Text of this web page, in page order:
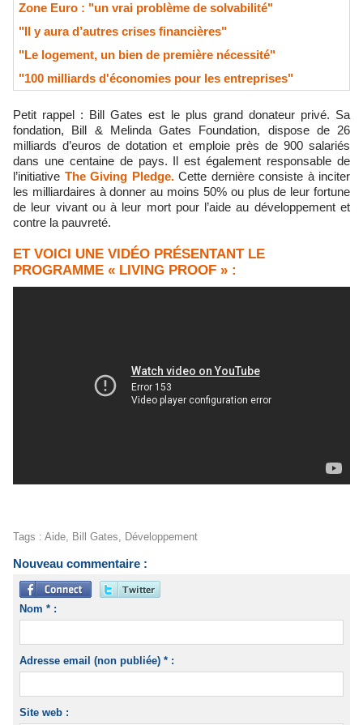
Zone Euro : "un vrai problème de solvabilité"
"Il y aura d’autres crises financières"
"Le logement, un bien de première nécessité"
"100 milliards d'économies pour les entreprises"
Petit rappel : Bill Gates est le plus grand donateur privé. Sa
fondation, Bill & Melinda Gates Foundation, dispose de 26
milliards d’euros de dotation et emploie près de 900 salariés
dans une centaine de pays. Il est également responsable de
l’initiative The Giving Pledge. Cette dernière consiste à inciter
les milliardaires à donner au moins 50% ou plus de leur fortune
de leur vivant ou à leur mort pour l’aide au développement et
contre la pauvreté.
ET VOICI UNE VIDÉO PRÉSENTANT LE
PROGRAMME « LIVING PROOF » :
Tags : Aide, Bill Gates, Développement
Nouveau commentaire :
Nom * :
Adresse email (non publiée) * :
Site web :